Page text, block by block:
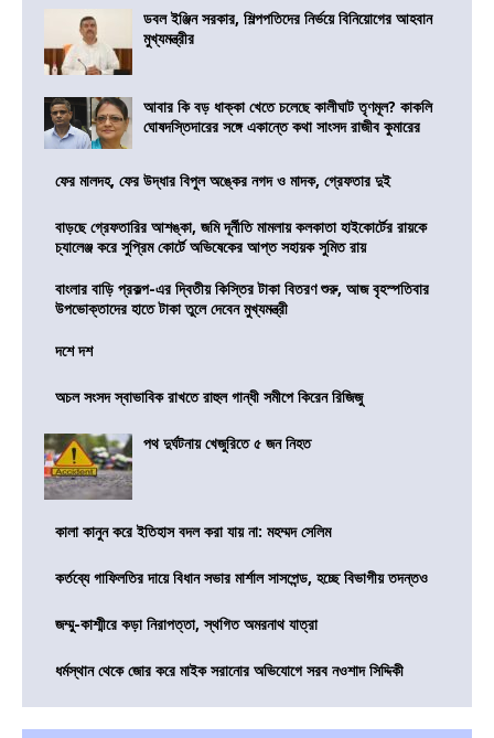
ডবল ইঞ্জিন সরকার, শিল্পপতিদের নির্ভয়ে বিনিয়োগের আহবান
মুখ্যমন্ত্রীর
আবার কি বড় ধাক্কা খেতে চলেছে কালীঘাট তৃণমূল? কাকলি
ঘোষদস্তিদারের সঙ্গে একান্তে কথা সাংসদ রাজীব কুমারের
ফের মালদহ, ফের উদ্ধার বিপুল অঙ্কের নগদ ও মাদক, গ্রেফতার দুই
বাড়ছে গ্রেফতারির আশঙ্কা, জমি দূর্নীতি মামলায় কলকাতা হাইকোর্টের রায়কে
চ্যালেঞ্জ করে সুপ্রিম কোর্টে অভিষেকের আপ্ত সহায়ক সুমিত রায়
বাংলার বাড়ি প্রকল্প-এর দ্বিতীয় কিস্তির টাকা বিতরণ শুরু, আজ বৃহস্পতিবার
উপভোক্তাদের হাতে টাকা তুলে দেবেন মুখ্যমন্ত্রী
দশে দশ
অচল সংসদ স্বাভাবিক রাখতে রাহুল গান্ধী সমীপে কিরেন রিজিজু
পথ দুর্ঘটনায় খেজুরিতে ৫ জন নিহত
কালা কানুন করে ইতিহাস বদল করা যায় না: মহম্মদ সেলিম
কর্তব্যে গাফিলতির দায়ে বিধান সভার মার্শাল সাসপেন্ড, হচ্ছে বিভাগীয় তদন্তও
জম্মু-কাশ্মীরে কড়া নিরাপত্তা, স্থগিত অমরনাথ যাত্রা
ধর্মস্থান থেকে জোর করে মাইক সরানোর অভিযোগে সরব নওশাদ সিদ্দিকী